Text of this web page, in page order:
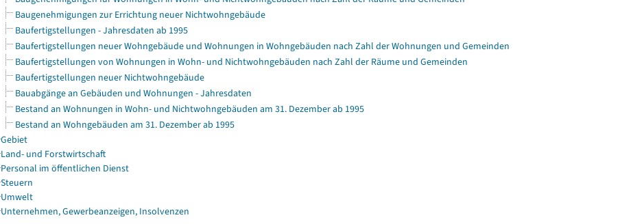
Baugenehmigungen zur Errichtung neuer Nichtwohngebäude
Baufertigstellungen - Jahresdaten ab 1995
Baufertigstellungen neuer Wohngebäude und Wohnungen in Wohngebäuden nach Zahl der Wohnungen und Gemeinden
Baufertigstellungen von Wohnungen in Wohn- und Nichtwohngebäuden nach Zahl der Räume und Gemeinden
Baufertigstellungen neuer Nichtwohngebäude
Bauabgänge an Gebäuden und Wohnungen - Jahresdaten
Bestand an Wohnungen in Wohn- und Nichtwohngebäuden am 31. Dezember ab 1995
Bestand an Wohngebäuden am 31. Dezember ab 1995
Gebiet
Land- und Forstwirtschaft
Personal im öffentlichen Dienst
Steuern
Umwelt
Unternehmen, Gewerbeanzeigen, Insolvenzen